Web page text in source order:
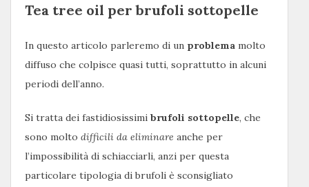
Tea tree oil per brufoli sottopelle
In questo articolo parleremo di un problema molto
diffuso che colpisce quasi tutti, soprattutto in alcuni
periodi dell’anno.
Si tratta dei fastidiosissimi brufoli sottopelle, che
sono molto difficili da eliminare anche per
l’impossibilità di schiacciarli, anzi per questa
particolare tipologia di brufoli è sconsigliato